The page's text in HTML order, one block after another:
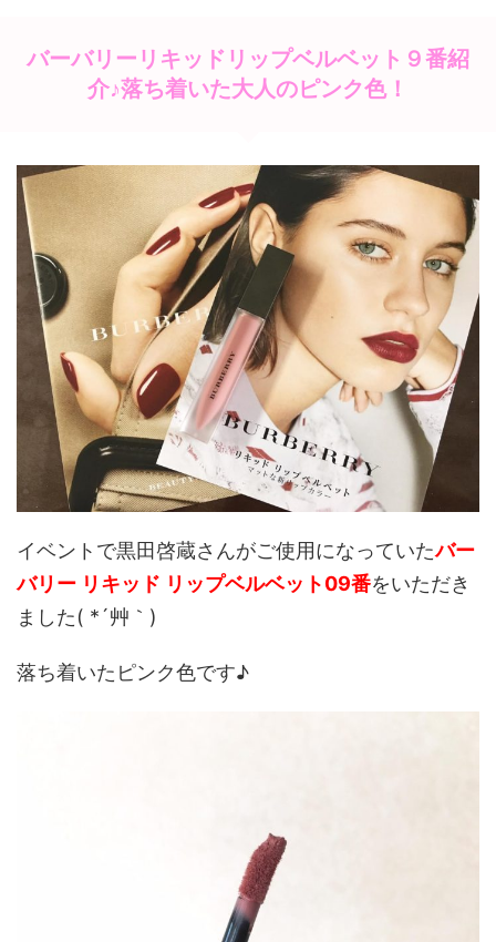
バーバリーリキッドリップベルベット９番紹
介♪落ち着いた大人のピンク色！
イベントで黒田啓蔵さんがご使用になっていたバー
バリー リキッド リップベルベット09番をいただき
ました( *´艸｀)
落ち着いたピンク色です♪